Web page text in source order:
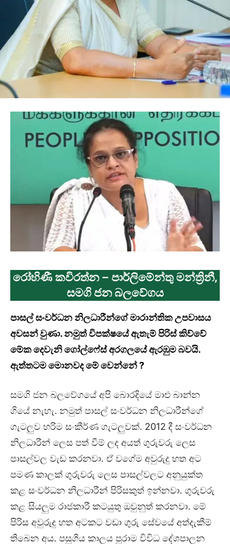
රෝහිණී කවිරත්න – පාර්ලිමේන්තු මන්ත්‍රිනී,
සමගි ජන බලවේගය
පාසල් සංවර්ධන නිලධාරීන්ගේ මාරාන්තික උපවාසය
අවසන් වුණා. නමුත් විපක්ෂයේ ඇතැම් පිරිස් කිව්වේ
මේක දෙවැනි ගෝල්ෆේස් අරගලයේ ඇරඹුම බවයි.
ඇත්තටම මොනවද මේ වෙන්නේ ?
සමගි ජන බලවේගයේ අපි බොරදියේ මාළු බාන්න
ගියේ නැහැ. නමුත් පාසල් සංවර්ධන නිලධාරීන්ගේ
ගැටලුව හරිම සංකීර්ණ ගැටලුවක්. 2012 දී සංවර්ධන
නිලධාරීන් ලෙස පත් වීම් ලද අයත් ගුරුවරු ලෙස
පාසල්වල වැඩ කරනවා. ඒ වගේම අවුරුදු හත අට
පමණ කාලක් ගුරුවරු ලෙස පාසල්වලට අනුයුක්ත
කළ සංවර්ධන නිලධාරීන් පිරිසකුත් ඉන්නවා. ගුරුවරු
කළ සියලුම රාජකාරී කටයුතු ඔවුනුත් කරනවා. මේ
පිරිස අවුරුදු හත අටකට වඩා ගුරු සේවයේ අත්දැකීම්
තිබෙන අය. පසුගිය කාලය පුරාම විවිධ දේශපාලන